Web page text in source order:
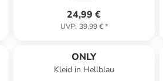
24,99 €
UVP: 39,99 €*
ONLY
Kleid in Hellblau